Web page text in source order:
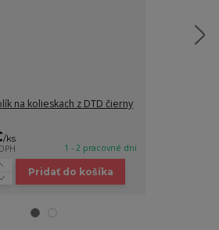
na kolieskach z DTD čierny
/ks
1 - 2 pracovné dni
Pridať do košíka